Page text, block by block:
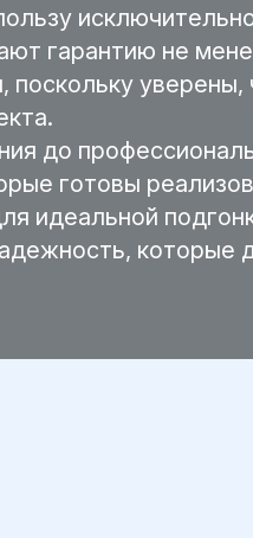
гарантию не
уверены,
до
готовы
идеальной
которые